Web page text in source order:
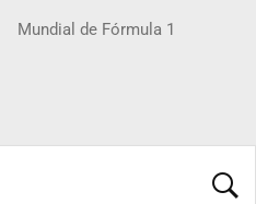
Mundial de Fórmula 1